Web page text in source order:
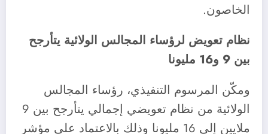
الخاصون.
نظام تعويض لرؤساء المجالس الولائية يتأرجح
بين 9 و16 مليونا
ومكّن المرسوم التنفيذي، رؤساء المجالس
الولائية من نظام تعويضي إجمالي يتأرجح بين 9
ملايين إلى 16 مليونا وذلك بالاعتماد على مؤشر